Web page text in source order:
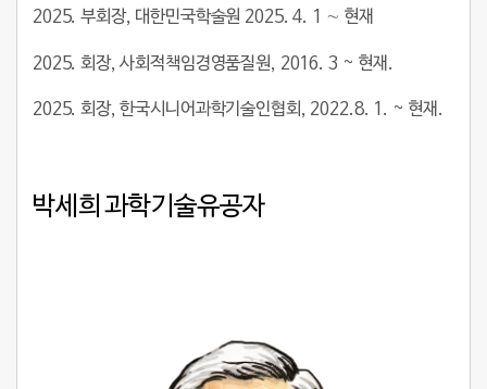
2025. 부회장, 대한민국학술원 2025. 4. 1 ∼ 현재
2025. 회장, 사회적책임경영품질원, 2016. 3 ~ 현재.
2025. 회장, 한국시니어과학기술인협회, 2022.8. 1. ~ 현재.
박세희 과학기술유공자